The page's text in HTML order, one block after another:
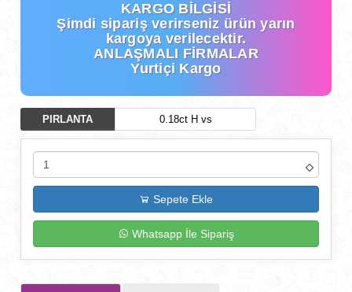
KARGO BİLGİSİ
Şimdi sipariş verirseniz ürün yarın
kargoya verilecektir.
ANLAŞMALI FİRMALAR
Yurtiçi Kargo
PIRLANTA 0.18ct H vs
Sepete Ekle
Whatsapp İle Sipariş